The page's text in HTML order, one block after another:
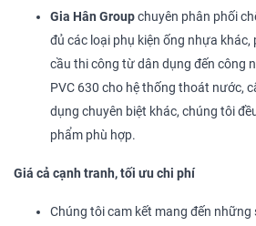
Gia Hân Groupchuyên phân phối
đủ các loại phụ kiện ống nhựa khác,
cầu thi công từ dân dụng đến công
PVC 630 cho hệ thống thoát nước,
dụng chuyên biệt khác, chúng tôi
phẩm phù hợp.
Giá cả cạnh tranh, tối ưu chi phí
Chúng tôi cam kết mang đến